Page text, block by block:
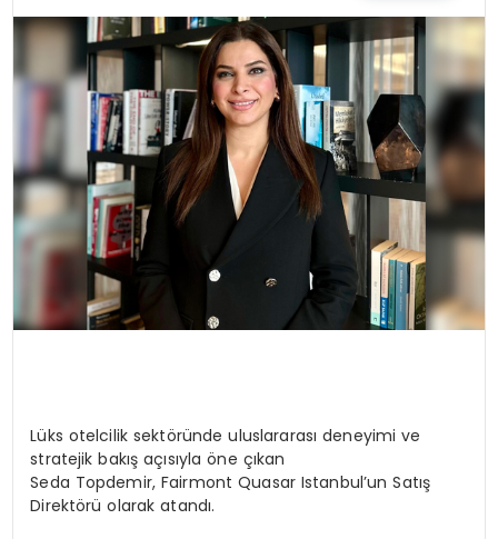
Lüks otelcilik sektöründe uluslararası deneyimi ve
stratejik bakış açısıyla öne çıkan
Seda Topdemir, Fairmont Quasar Istanbul’un Satış
Direktörü olarak atandı.